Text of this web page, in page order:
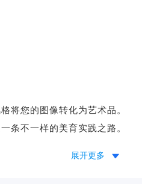
将您的图像转化为艺术品。
条不一样的美育实践之路。
展开更多